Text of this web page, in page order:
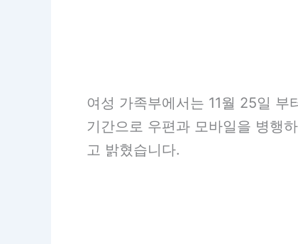
여성 가족부에서는 11월 25일
기간으로 우편과 모바일을 병행
고 밝혔습니다.